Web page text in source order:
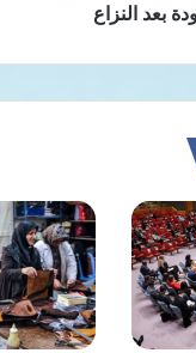
بعد النزاع